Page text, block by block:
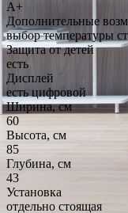
A+
Дополнительные
выбор температуры
Защита от детей
есть
Дисплей
есть цифровой
Ширина, см
60
Высота, см
85
Глубина, см
43
Установка
отдельно стоящая